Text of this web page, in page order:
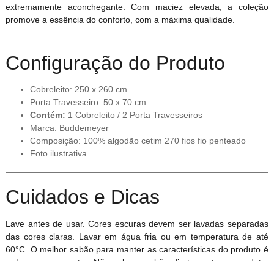
extremamente aconchegante. Com maciez elevada, a coleção
promove a essência do conforto, com a máxima qualidade.
Configuração do Produto
Cobreleito: 250 x 260 cm
Porta Travesseiro: 50 x 70 cm
Contém: 1 Cobreleito / 2 Porta Travesseiros
Marca: Buddemeyer
Composição: 100% algodão cetim 270 fios fio penteado
Foto ilustrativa.
Cuidados e Dicas
Lave antes de usar. Cores escuras devem ser lavadas separadas
das cores claras. Lavar em água fria ou em temperatura de até
60°C. O melhor sabão para manter as características do produto é